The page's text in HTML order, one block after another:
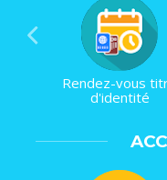
Rendez-vous
d'identité